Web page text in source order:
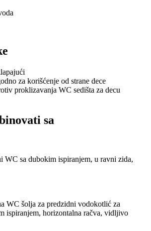
za korišćenje od strane dece
proklizavanja WC sedišta za decu
sa
WC sa dubokim ispiranjem, u ravni zida,
WC šolja za predzidni vodokotlić za
ispiranjem, horizontalna račva, vidljivo